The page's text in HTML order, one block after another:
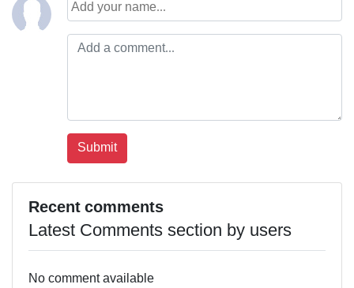
Recent comments
Latest Comments section by users
No comment available